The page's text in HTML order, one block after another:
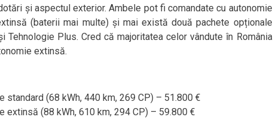
și aspectul exterior. Ambele pot fi comandate cu autonomie
(baterii mai multe) și mai există două pachete opționale
Tehnologie Plus. Cred că majoritatea celor vândute în România
extinsă.
standard (68 kWh, 440 km, 269 CP) – 51.800 €
extinsă (88 kWh, 610 km, 294 CP) – 59.800 €